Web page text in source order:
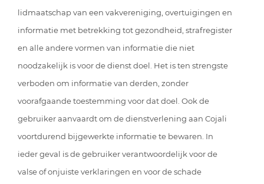
lidmaatschap van een vakvereniging, overtuigingen en
informatie met betrekking tot gezondheid, strafregister
en alle andere vormen van informatie die niet
noodzakelijk is voor de dienst doel. Het is ten strengste
verboden om informatie van derden, zonder
voorafgaande toestemming voor dat doel. Ook de
gebruiker aanvaardt om de dienstverlening aan Cojali
voortdurend bijgewerkte informatie te bewaren. In
ieder geval is de gebruiker verantwoordelijk voor de
valse of onjuiste verklaringen en voor de schade